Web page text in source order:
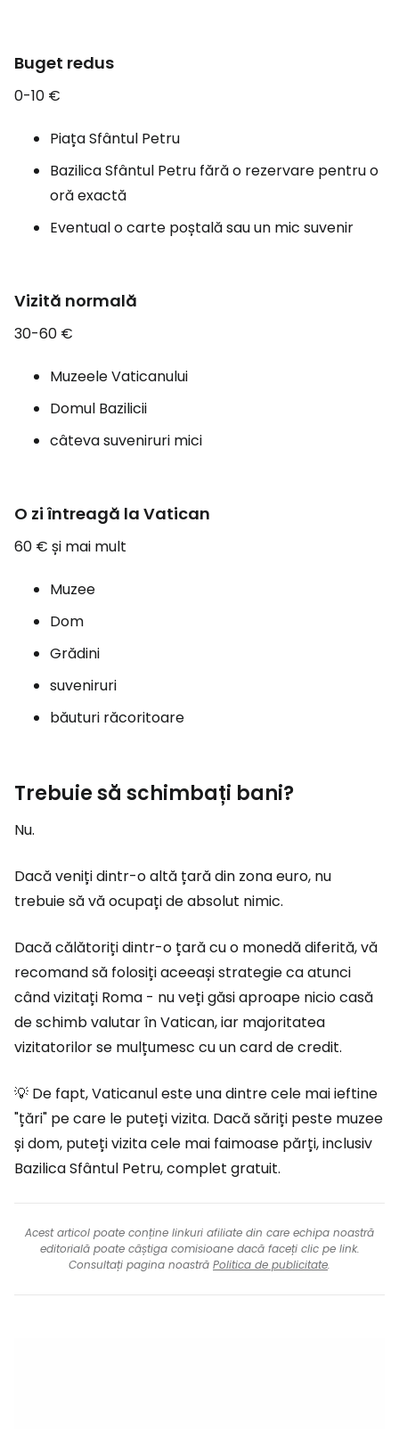
Buget redus
0-10 €
Piața Sfântul Petru
Bazilica Sfântul Petru fără o rezervare pentru o
oră exactă
Eventual o carte poștală sau un mic suvenir
Vizită normală
30-60 €
Muzeele Vaticanului
Domul Bazilicii
câteva suveniruri mici
O zi întreagă la Vatican
60 € și mai mult
Muzee
Dom
Grădini
suveniruri
băuturi răcoritoare
Trebuie să schimbați bani?
Nu.
Dacă veniți dintr-o altă țară din zona euro, nu
trebuie să vă ocupați de absolut nimic.
Dacă călătoriți dintr-o țară cu o monedă diferită, vă
recomand să folosiți aceeași strategie ca atunci
când vizitați Roma - nu veți găsi aproape nicio casă
de schimb valutar în Vatican, iar majoritatea
vizitatorilor se mulțumesc cu un card de credit.
💡 De fapt, Vaticanul este una dintre cele mai ieftine
"țări" pe care le puteți vizita. Dacă săriți peste muzee
și dom, puteți vizita cele mai faimoase părți, inclusiv
Bazilica Sfântul Petru, complet gratuit.
Acest articol poate conține linkuri afiliate din care echipa noastră
editorială poate câștiga comisioane dacă faceți clic pe link.
Consultați pagina noastră Politica de publicitate.